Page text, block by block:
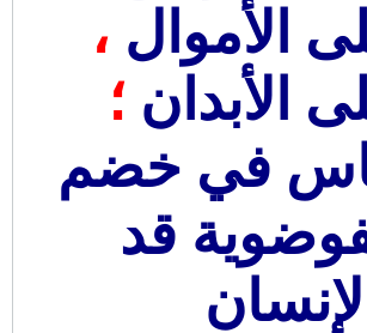
الأموال ،
الأبدان ؛
في خضم
قد